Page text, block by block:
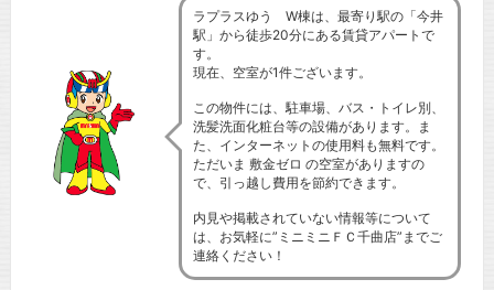
ラプラスゆう W棟は、最寄り駅の「今井
駅」から徒歩20分にある賃貸アパートで
す。
現在、空室が1件ございます。
この物件には、駐車場、バス・トイレ別、
洗髪洗面化粧台等の設備があります。ま
た、インターネットの使用料も無料です。
ただいま 敷金ゼロ の空室がありますの
で、引っ越し費用を節約できます。
内見や掲載されていない情報等について
は、お気軽に”ミニミニＦＣ千曲店”までご
連絡ください！